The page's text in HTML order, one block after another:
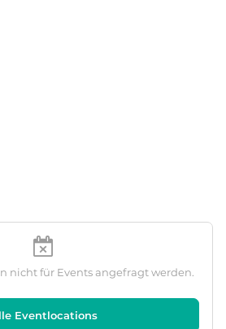
nicht für Events angefragt werden.
Eventlocations